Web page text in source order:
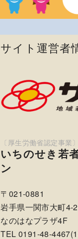
サイト運営者
いちのせき若
ン
〒021-0881
岩手県一関市大町4-
なのはなプラザ4F
TEL 0191-48-